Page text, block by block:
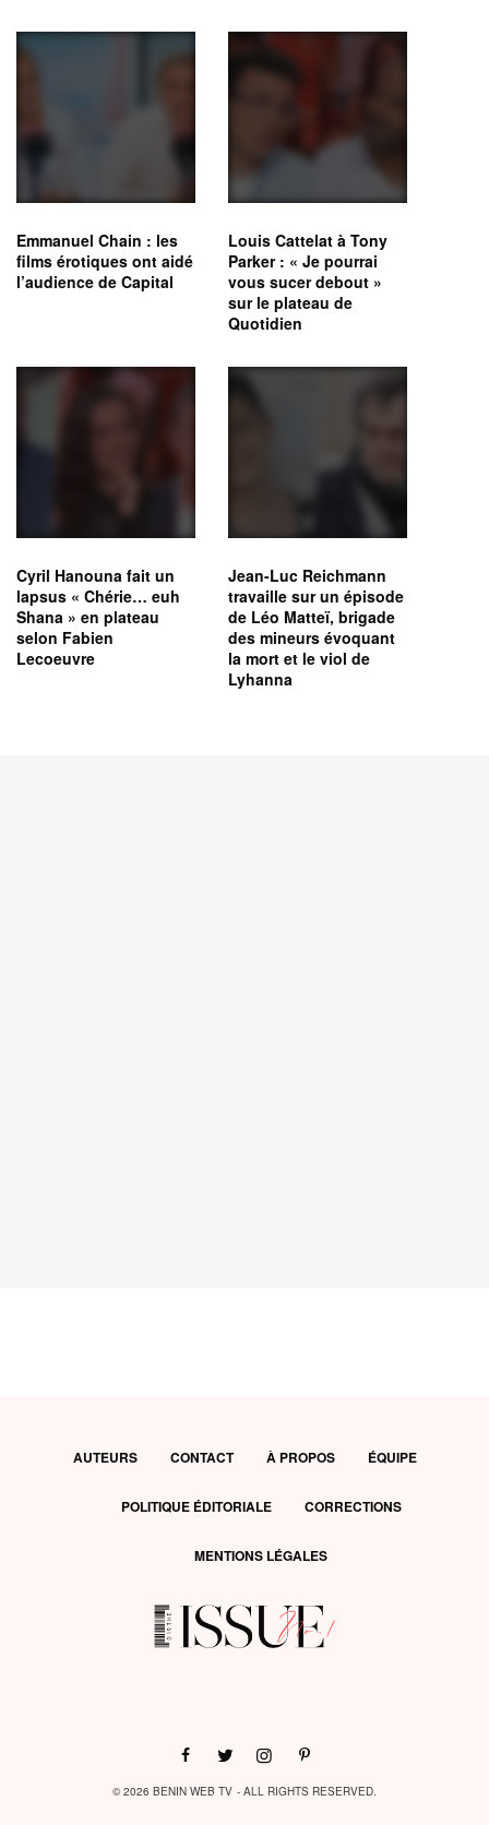
Emmanuel Chain : les
films érotiques ont aidé
l’audience de Capital
Louis Cattelat à Tony
Parker : « Je pourrai
vous sucer debout »
sur le plateau de
Quotidien
Cyril Hanouna fait un
lapsus « Chérie… euh
Shana » en plateau
selon Fabien
Lecoeuvre
Jean-Luc Reichmann
travaille sur un épisode
de Léo Matteï, brigade
des mineurs évoquant
la mort et le viol de
Lyhanna
AUTEURS CONTACT À PROPOS ÉQUIPE
POLITIQUE ÉDITORIALE CORRECTIONS
MENTIONS LÉGALES
© 2026 BENIN WEB TV - ALL RIGHTS RESERVED.